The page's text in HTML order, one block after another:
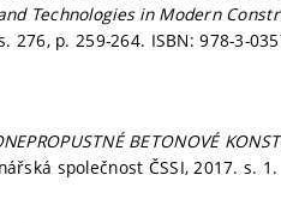
Technologies in Modern
276, p. 259-264. ISBN: 978-3-
BETONOVÉ
společnost ČSSI, 2017.s. 1.